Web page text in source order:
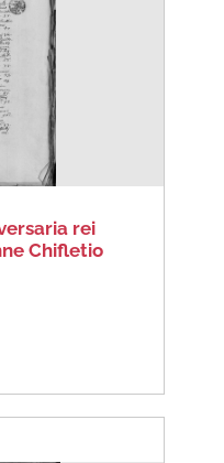
rei
Chifletio